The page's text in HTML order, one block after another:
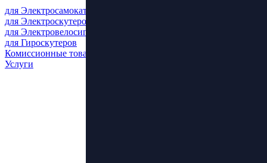
для Электросамокатов
для Электроскутеров
для Электровелосипедов
для Гироскутеров
Комиссионные товары
Услуги